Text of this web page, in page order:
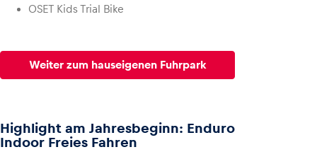
OSET Kids Trial Bike
Weiter zum hauseigenen Fuhrpark
Highlight am Jahresbeginn: Enduro
Indoor Freies Fahren